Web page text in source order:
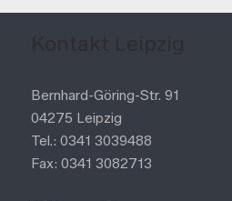
Bernhard-Göring-Str. 91
04275 Leipzig
Tel.: 0341 3039488
Fax: 0341 3082713